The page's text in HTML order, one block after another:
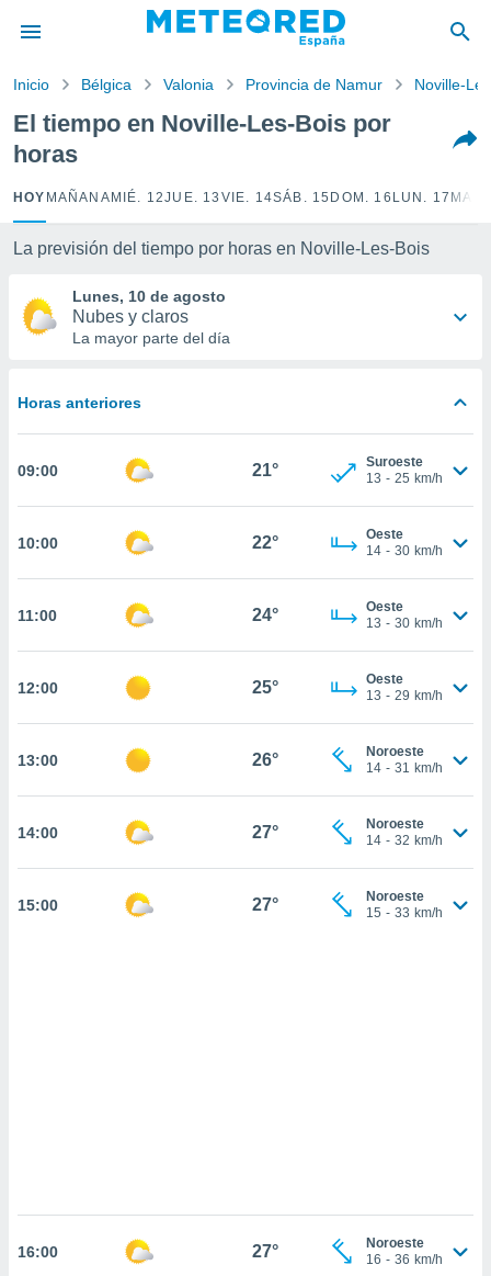
por
para
la
calidad.
a este
las
y
forma
basada
permite
coste.
botón
a la
todas
ya sean
nos
en
perfil
y
CONTINUAR
Inicio Bélgica Valonia Provincia de Namur Noville-
El tiempo en Noville-Les-Bois por
horas
HOY MAÑANA MIÉ. 12JUE. 13 VIE. 14SÁB. 15 DOM. 16 LUN. 17
La previsión del tiempo por horas en Noville-Les-Bois
Lunes, 10 de agosto
Nubes y claros
La mayor parte del día
Horas anteriores
09:00 21°
Suroeste
13 - 25 km/h
10:00 22°
Oeste
14 - 30 km/h
11:00 24°
Oeste
13 - 30 km/h
12:00 25°
Oeste
13 - 29 km/h
13:00 26°
Noroeste
14 - 31 km/h
14:00 27°
Noroeste
14 - 32 km/h
15:00 27°
Noroeste
15 - 33 km/h
16:00 27°
Noroeste
16 - 36 km/h